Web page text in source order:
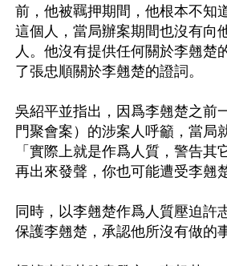
前，他被羈押期間，他根本不知
這個人，當局辦案期間也沒有向
人。他沒有提供任何關於李翹楚
了張忠順關於李翹楚的證詞。
吳紹平並指出，因爲李翹楚之前
門聚會案）的涉案人呼籲，當局
「實際上就是作爲人質，警告其
再出來發聲，你也可能遭受李翹
同時，以李翹楚作爲人質壓迫許
保護李翹楚，承認他所沒有做的